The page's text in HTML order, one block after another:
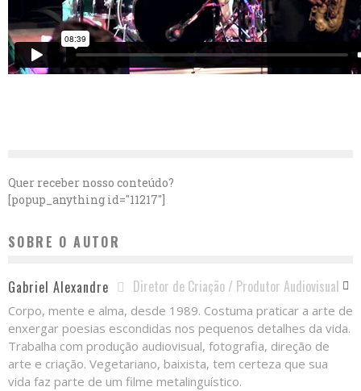
Quer receber nosso conteúdo?
[popup_anything id="11217"]
SOBRE O AUTOR
Gabriel Alexandre Diretor de Criação / Produtor Audiovisual
Corpo, mente e alma, desde 1989. Costuma praticar a arte de
enxergar poesias escondidas nos pequenos detalhes da vida.
Trabalha com produção audiovisual, fotografia, direção de
arte e criação. Vegetariano, baixista, tem certeza que sua
vida faz parte de um filme metalinguístico.